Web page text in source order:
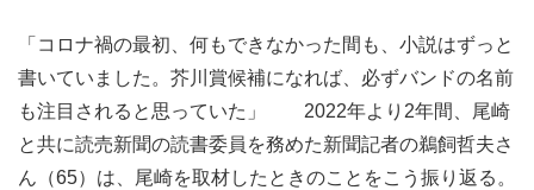
「コロナ禍の最初、何もできなかった間も、小説はずっと
書いていました。芥川賞候補になれば、必ずバンドの名前
も注目されると思っていた」 2022年より2年間、尾崎
と共に読売新聞の読書委員を務めた新聞記者の鵜飼哲夫さ
ん（65）は、尾崎を取材したときのことをこう振り返る。